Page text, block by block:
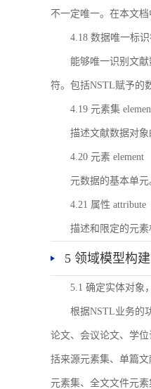
不一定唯一。在本文
4.18 数据唯一标
能够唯一识别文
符。包括NSTL赋予的
4.19 元素集
描述文献数据对
4.20 元素 element
元数据的基本单元
4.21 属性 attribute
描述和限定的元
5 领域模型构建
5.1 确定实体对象
根据NSTL业务的
论文、会议论文、学
括来源元素集、单篇
元素集、全文文件元